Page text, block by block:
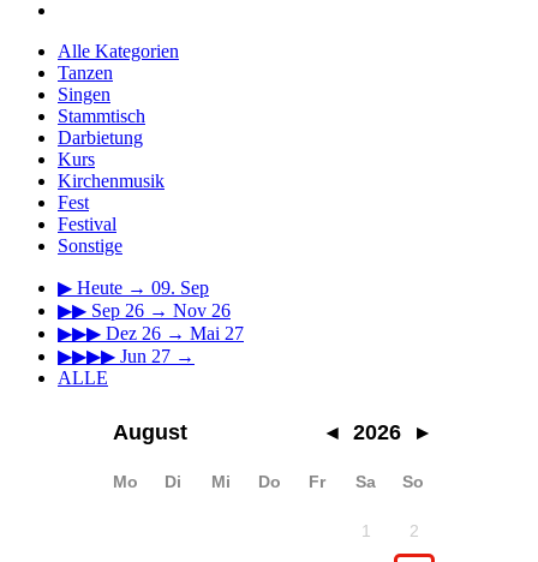
Alle Kategorien
Tanzen
Singen
Stammtisch
Darbietung
Kurs
Kirchenmusik
Fest
Festival
Sonstige
▶ Heute → 09. Sep
▶▶ Sep 26 → Nov 26
▶▶▶ Dez 26 → Mai 27
▶▶▶▶ Jun 27 →
ALLE
August ◂ 2026 ▸
Mo Di Mi Do Fr Sa So
1 2